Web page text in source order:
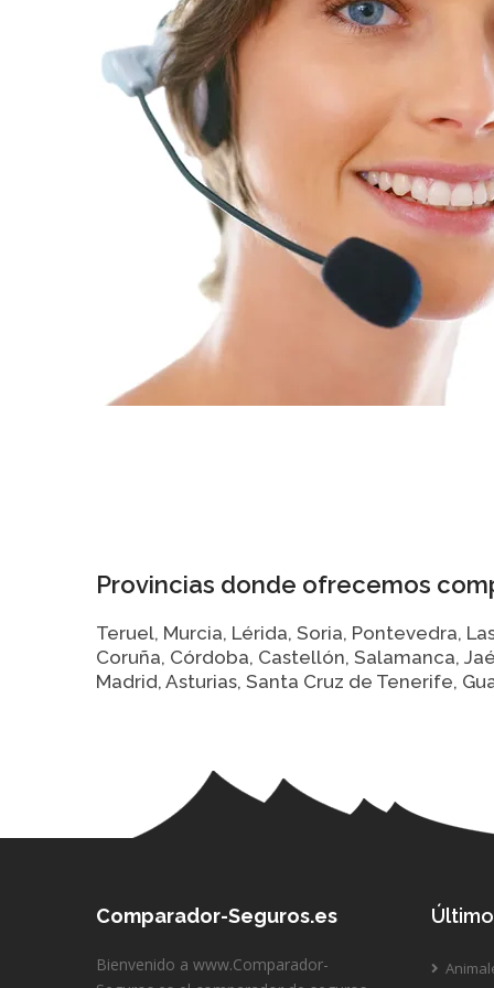
Provincias donde ofrecemos
Teruel, Murcia, Lérida, Soria, Pontevedra,
Coruña, Córdoba, Castellón, Salamanca,
Madrid, Asturias, Santa Cruz de Tenerife,
Comparador-Seguros.es
Bienvenido a www.Comparador-